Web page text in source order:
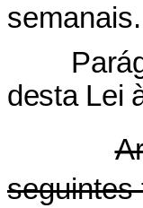
semanais.
desta Lei